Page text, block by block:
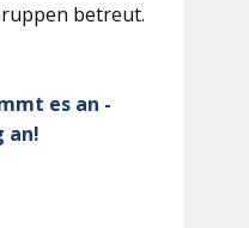
betreut.
es an -
an!